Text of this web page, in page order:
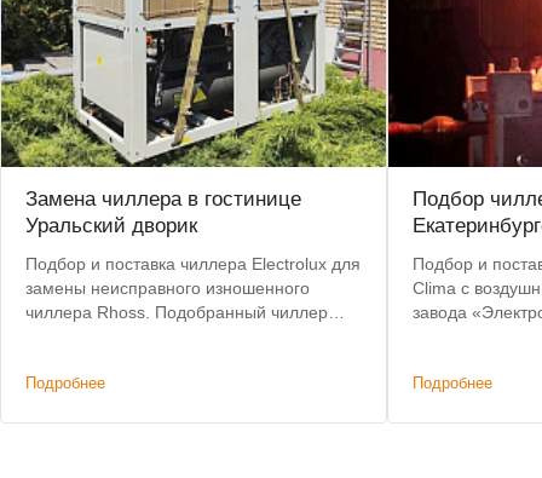
Замена чиллера в гостинице
Уральский дворик
Подбор и поставка чиллера Electrolux для
замены неисправного изношенного
чиллера Rhoss. Подобранный чиллер
изменений.
Подробнее
Подбор
Подбор и
Clima с
завода
Подробнее